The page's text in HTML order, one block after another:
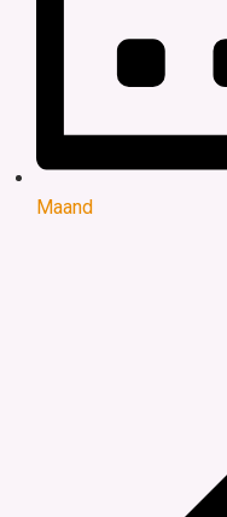
Maand